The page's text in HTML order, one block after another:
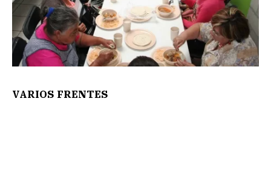
VARIOS FRENTES